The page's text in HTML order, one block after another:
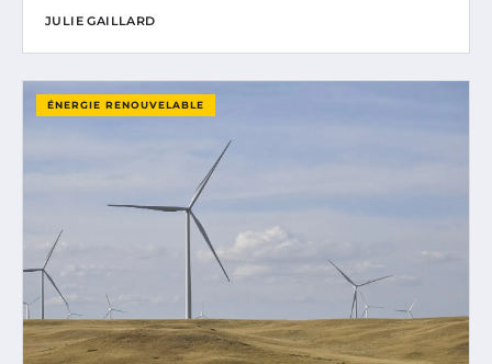
JULIE GAILLARD
ÉNERGIE RENOUVELABLE